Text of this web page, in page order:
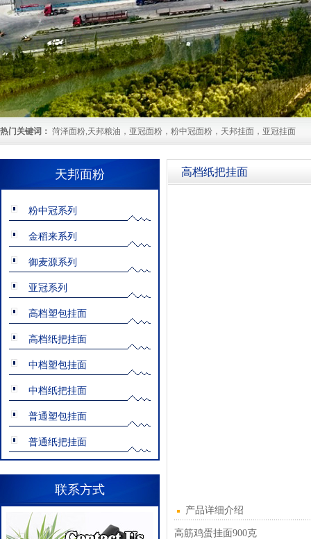
热门关键词： 菏泽面粉,天邦粮油，亚冠面粉，粉中冠面粉，天邦挂面，亚冠挂面
天邦面粉
粉中冠系列
金稻来系列
御麦源系列
亚冠系列
高档塑包挂面
高档纸把挂面
中档塑包挂面
中档纸把挂面
普通塑包挂面
普通纸把挂面
联系方式
高档纸把挂面
产品详细介绍
高筋鸡蛋挂面900克